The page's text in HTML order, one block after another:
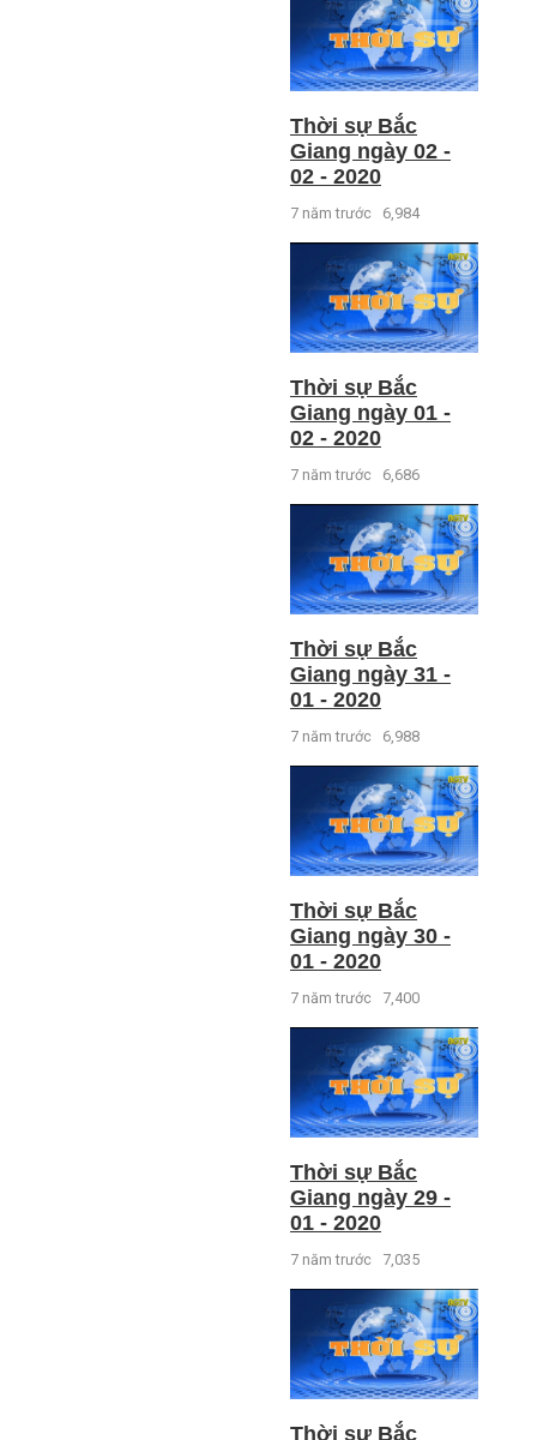
Thời sự Bắc
Giang ngày 02 -
02 - 2020
7 năm trước 6,984
Thời sự Bắc
Giang ngày 01 -
02 - 2020
7 năm trước 6,686
Thời sự Bắc
Giang ngày 31 -
01 - 2020
7 năm trước 6,988
Thời sự Bắc
Giang ngày 30 -
01 - 2020
7 năm trước 7,400
Thời sự Bắc
Giang ngày 29 -
01 - 2020
7 năm trước 7,035
Thời sự Bắc